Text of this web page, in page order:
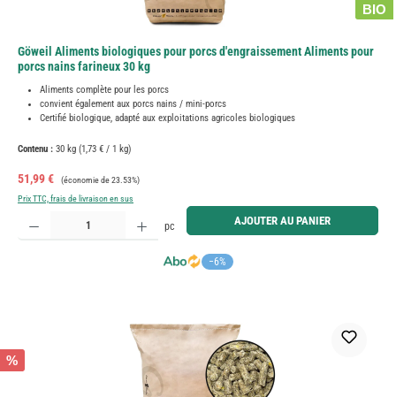
BIO
Göweil Aliments biologiques pour porcs d'engraissement Aliments pour
porcs nains farineux 30 kg
Aliments complète pour les porcs
convient également aux porcs nains / mini-porcs
Certifié biologique, adapté aux exploitations agricoles biologiques
Contenu : 30 kg (1,73 € / 1 kg)
Prix de vente :
51,99 € Prix régulier :
(économie de 23.53%)
Prix TTC, frais de livraison en sus
−6%
Quantité de produit : Entrez la quantité souhaitée ou utilisez les boutons pour augmenter ou
pc AJOUTER AU PANIER
%